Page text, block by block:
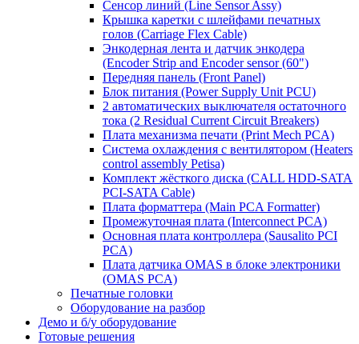
Сенсор линий (Line Sensor Assy)
Крышка каретки с шлейфами печатных
голов (Carriage Flex Cable)
Энкодерная лента и датчик энкодера
(Encoder Strip and Encoder sensor (60")
Передняя панель (Front Panel)
Блок питания (Power Supply Unit PCU)
2 автоматических выключателя остаточного
тока (2 Residual Current Circuit Breakers)
Плата механизма печати (Print Mech PCA)
Система охлаждения с вентилятором (Heaters
control assembly Petisa)
Комплект жёсткого диска (CALL HDD-SATA
PCI-SATA Cable)
Плата форматтера (Main PCA Formatter)
Промежуточная плата (Interconnect PCA)
Основная плата контроллера (Sausalito PCI
PCA)
Плата датчика OMAS в блоке электроники
(OMAS PCA)
Печатные головки
Оборудование на разбор
Демо и б/у оборудование
Готовые решения